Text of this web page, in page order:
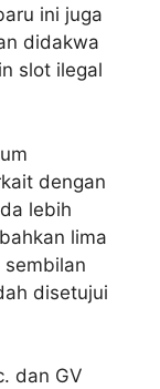
ini juga
didakwa
slot ilegal
dengan
lebih
lima
disetujui
dan GV